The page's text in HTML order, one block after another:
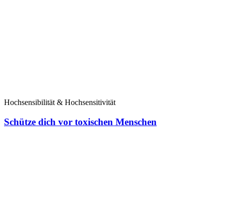
Hochsensibilität & Hochsensitivität
Schütze dich vor toxischen Menschen